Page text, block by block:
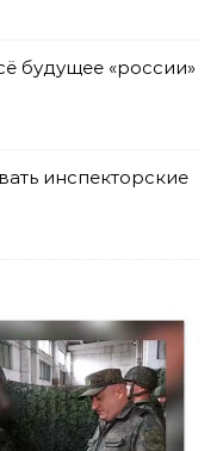
будущее «россии»
инспекторские